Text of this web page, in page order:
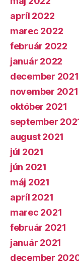
apríl 2022
marec 2022
február 2022
január 2022
december 2021
november 2021
október 2021
september
august 2021
júl 2021
jún 2021
máj 2021
apríl 2021
marec 2021
február 2021
január 2021
december